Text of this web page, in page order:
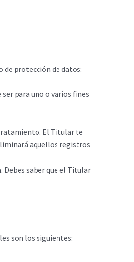
de protección de datos:
para uno o varios fines
El Titular te
aquellos registros
Debes saber que el Titular
son los siguientes: